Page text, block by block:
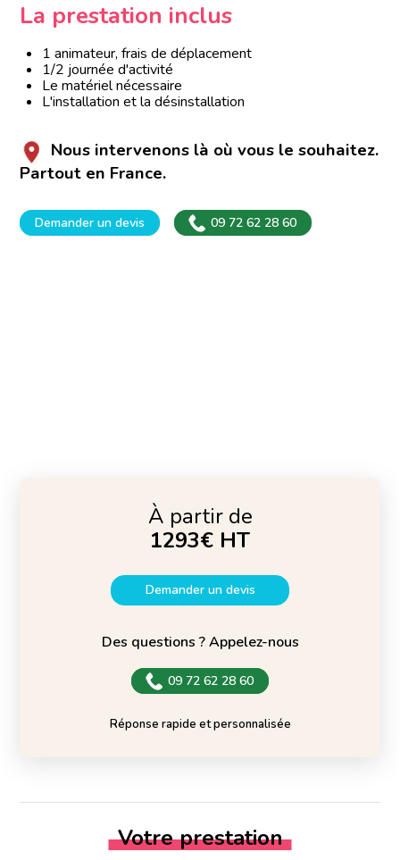
La prestation inclus
1 animateur, frais de déplacement
1/2 journée d'activité
Le matériel nécessaire
L'installation et la désinstallation
Nous intervenons là où vous le souhaitez.
Partout en France.
Demander un devis 09 72 62 28 60
À partir de
1293€ HT
Demander un devis
Des questions ? Appelez-nous
09 72 62 28 60
Réponse rapide et personnalisée
Votre prestation